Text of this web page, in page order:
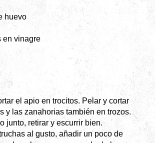
huevo
en vinagre
el apio en trocitos. Pelar y cortar
y las zanahorias también en trozos.
junto, retirar y escurrir bien.
al gusto, añadir un poco de